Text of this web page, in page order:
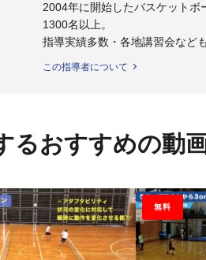
2004年に開始したバスケット
1300名以上。
指導実績多数・各地講習会など
2016年U13ナショナルキャンプ
2017年U13ナショナルキャンプ
2017年男子日本代表サポートコ
2018年U22日本代表スプリング
2018年U12ナショナルキャンプ
この指導者について
るおすすめの動
無料